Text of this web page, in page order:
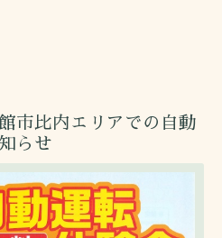
市比内エリアでの自動
らせ